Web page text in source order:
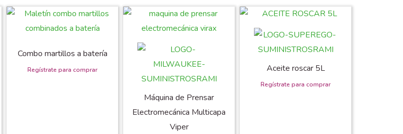
Combo martillos a batería
Máquina de Prensar
Electromecánica Multicapa
Viper
Aceite roscar 5L